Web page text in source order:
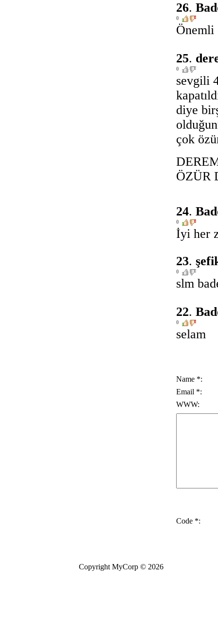
26.
0
25.
0
sevgili
diye
çok
ÖZÜR
24.
0
İyi her
23.
0
slm
22.
0
selam
Name *:
Email *:
WWW:
Code *:
Copyright MyCorp © 2026